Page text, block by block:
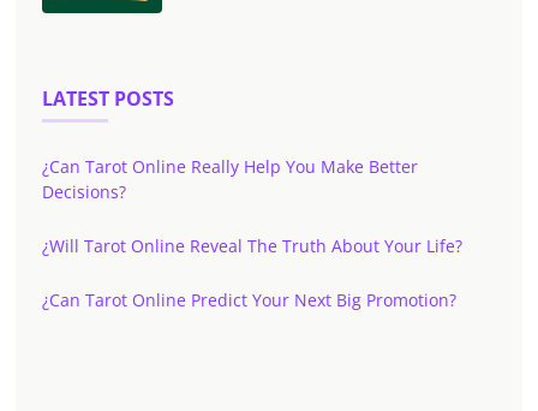
LATEST POSTS
¿Can Tarot Online Really Help You Make Better
Decisions?
¿Will Tarot Online Reveal The Truth About Your Life?
¿Can Tarot Online Predict Your Next Big Promotion?